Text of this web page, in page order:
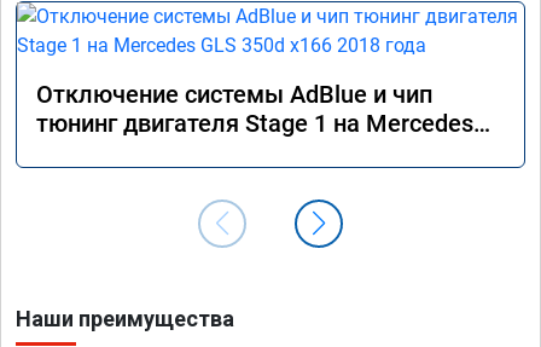
Отключение системы AdBlue и чип
тюнинг двигателя Stage 1 на Mercedes
Наши преимущества